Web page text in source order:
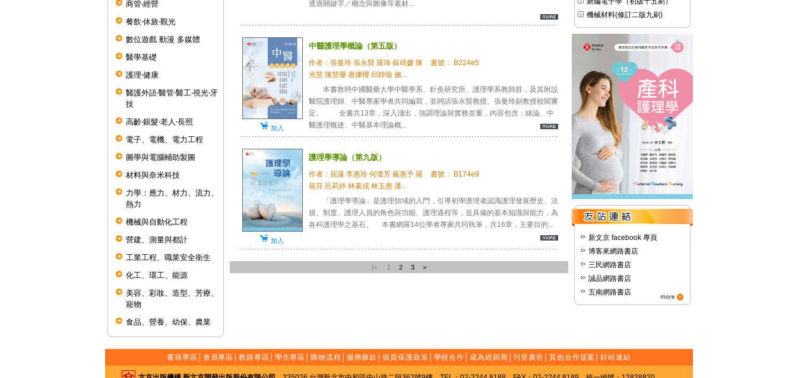
機械材料(修訂二版九刷)
新文京 facebook 專頁
博客來網路書店
三民網路書店
誠品網路書店
五南網路書店
商管‧經營
餐飲‧休旅‧觀光
數位遊戲 動漫 多媒體
醫學基礎
護理‧健康
醫護外語‧醫管‧醫工‧視光‧牙
技
高齡‧銀髮‧老人‧長照
電子、電機、電力工程
圖學與電腦輔助製圖
材料與奈米科技
力學：應力、材力、流力、
熱力
機械與自動化工程
營建、測量與都計
工業工程、職業安全衛生
化工、環工、能源
美容、彩妝、造型、芳療、
寵物
食品、營養、幼保、農業
透過關鍵字／概念與圖像等素材...
中醫護理學概論（第五版）
作者：張曼玲 張永賢 羅琦 蘇靖媛 陳
光慧 陳慧珊 唐娜櫻 邱靜瑜 施...
書號： B224e5
本書敦聘中國醫藥大學中醫學系、針灸研究所、護理學系教師群，及其附設
醫院護理師、中醫專家學者共同編寫，並聘請張永賢教授、張曼玲副教授校閱審
定。 全書共13章，深入淺出，強調理論與實務並重，內容包含：緒論、中
醫護理概述、中醫基本理論概...
加入
護理學導論（第九版）
作者：屈蓮 李惠玲 何瓊芳 嚴惠予 羅
筱芬 呂莉婷 林素戎 林玉惠 潘...
書號： B174e9
「護理學導論」是護理領域的入門，引導初學護理者認識護理發展歷史、法
規、制度、護理人員的角色與功能、護理過程等，並具備的基本知識與能力，為
各科護理學之基石。 本書網羅14位學者專家共同執筆，共16章，主要目的...
加入
|< 1 2 3 >
書籍專區 會員專區 │教師專區 學生專區 │購物流程 服務條款 │個資保護政策 學校合作 成為經銷商 │刊登廣告 其他合作提案 │好站連結